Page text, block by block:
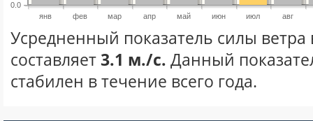
янв фев мар апр май июн июл авг
0.0
Усредненный показатель силы
составляет3.1 м./с. Данный
стабилен в течение всего года.